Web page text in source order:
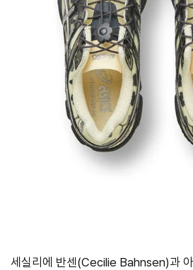
세실리에 반센(Cecilie Bahnsen)과